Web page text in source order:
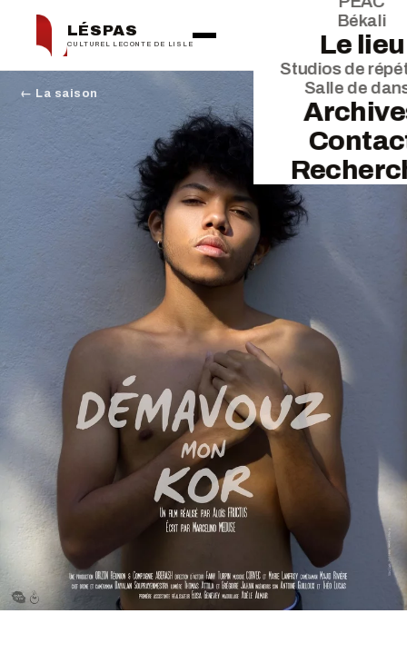
LÉSPAS
CULTUREL LECONTE DE LISLE
Békali
Le lieu
Studios de
Salle de
← La saison